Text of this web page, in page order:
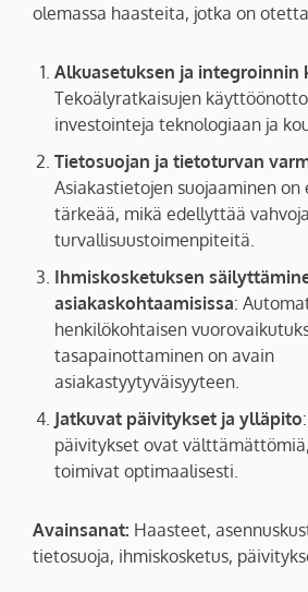
olemassa haasteita, jotka on
Alkuasetuksen ja integroinnin
Tekoälyratkaisujen
investointeja teknologiaan ja
Tietosuojan ja tietoturvan
Asiakastietojen suojaaminen on
tärkeää, mikä edellyttää vahvoja
turvallisuustoimenpiteitä.
Ihmiskosketuksen
asiakaskohtaamisissa:
henkilökohtaisen
tasapainottaminen on avain
asiakastyytyväisyyteen.
Jatkuvat päivitykset ja ylläpito
päivitykset ovat
toimivat optimaalisesti.
Avainsanat: Haasteet,
tietosuoja, ihmiskosketus,